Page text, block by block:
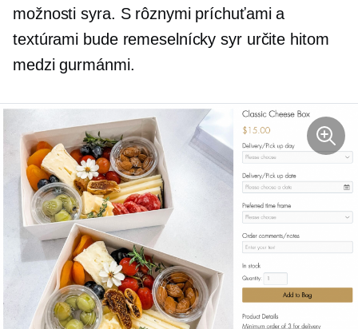
možnosti syra. S rôznymi príchuťami a
textúrami bude remeselnícky syr určite hitom
medzi gurmánmi.